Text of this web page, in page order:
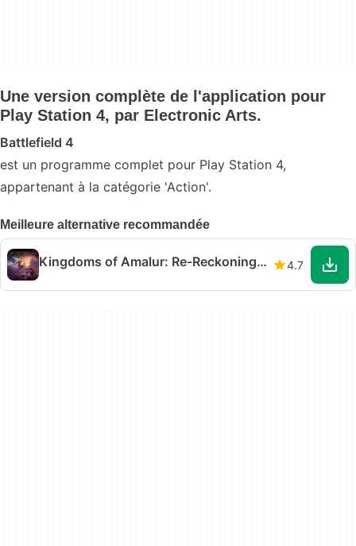
Une version complète de l'application pour
Play Station 4, par Electronic Arts.
Battlefield 4
est un programme complet pour Play Station 4,
appartenant à la catégorie 'Action'.
Meilleure alternative recommandée
Kingdoms of Amalur: Re-Reckoning - Fate Edition 4.7